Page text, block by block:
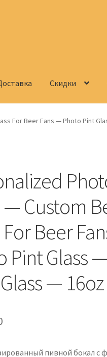
Скидки
Скидки Схема проезда
For Beer Fans — Photo Pint
— Custom
For Beer
Pint Glass
— 16oz
пивной бокал с